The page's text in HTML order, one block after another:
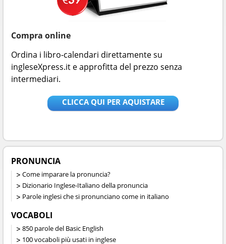
Compra online
Ordina i libro-calendari direttamente su
ingleseXpress.it e approfitta del prezzo senza
intermediari.
CLICCA QUI PER AQUISTARE
PRONUNCIA
Come imparare la pronuncia?
Dizionario Inglese-Italiano della pronuncia
Parole inglesi che si pronunciano come in italiano
VOCABOLI
850 parole del Basic English
100 vocaboli più usati in inglese